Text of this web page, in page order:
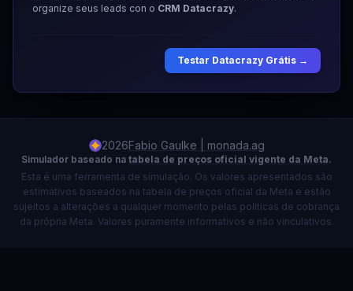
organize seus leads con o CRM Datacrazy.
Testar Datacrazy Grátis →
2026Fabio Gaulke | monada.ag
Simulador baseado na tabela de preços oficial vigente da Meta.
Esta é uma ferramenta de simulação. Os valores apresentados são
estimativos baseados na tabela de preços oficial da Meta e estão
sujeitos a alterações a qualquer momento pelas políticas de cobrança
da própria Meta. Valores puramente informativos e não vinculativos.